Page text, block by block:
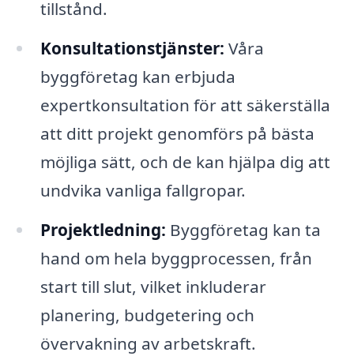
tillstånd.
Konsultationstjänster: Våra
byggföretag kan erbjuda
expertkonsultation för att säkerställa
att ditt projekt genomförs på bästa
möjliga sätt, och de kan hjälpa dig att
undvika vanliga fallgropar.
Projektledning: Byggföretag kan ta
hand om hela byggprocessen, från
start till slut, vilket inkluderar
planering, budgetering och
övervakning av arbetskraft.